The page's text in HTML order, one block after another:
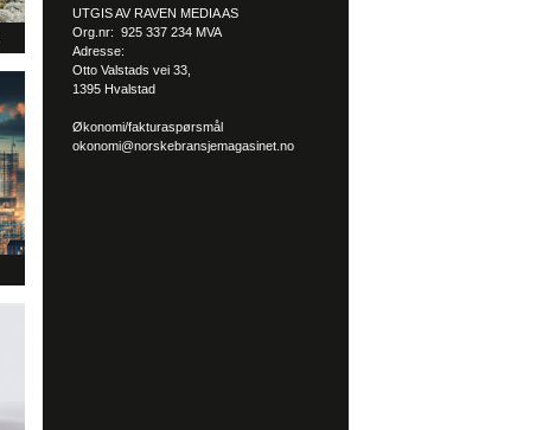
UTGIS AV RAVEN MEDIA AS
Org.nr: 925 337 234 MVA
Adresse:
Otto Valstads vei 33,
1395 Hvalstad
Økonomi/fakturaspørsmål
okonomi@norskebransjemagasinet.no